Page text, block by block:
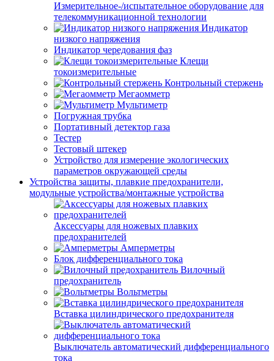
Измерительное-/испытательное оборудование для
телекоммуникационной технологии
Индикатор
низкого напряжения
Индикатор чередования фаз
Клещи
токоизмерительные
Контрольный стержень
Мегаомметр
Мультиметр
Погружная трубка
Портативный детектор газа
Тестер
Тестовый штекер
Устройство для измерение экологических
параметров окружающей среды
Устройства защиты, плавкие предохранители,
модульные устройства/монтажные устройства
Аксессуары для ножевых плавких
предохранителей
Амперметры
Блок дифференциального тока
Вилочный
предохранитель
Вольтметры
Вставка цилиндрического предохранителя
Выключатель автоматический дифференциального
тока